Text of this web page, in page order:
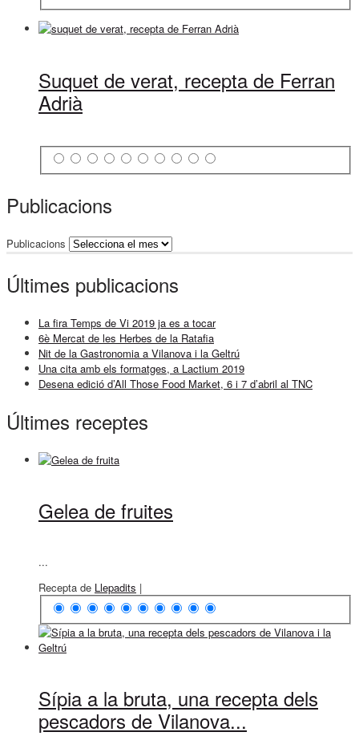
Suquet de verat, recepta de Ferran
Adrià
Publicacions
Publicacions
Últimes publicacions
La fira Temps de Vi 2019 ja es a tocar
6è Mercat de les Herbes de la Ratafia
Nit de la Gastronomia a Vilanova i la Geltrú
Una cita amb els formatges, a Lactium 2019
Desena edició d’All Those Food Market, 6 i 7 d’abril al TNC
Últimes receptes
Gelea de fruites
...
Recepta de Llepadits |
Sípia a la bruta, una recepta dels
pescadors de Vilanova...